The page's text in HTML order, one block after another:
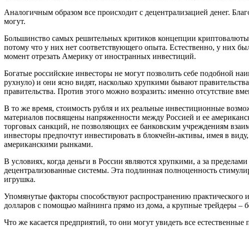
Аналогичным образом все происходит с децентрализацией денег.
могут.
Большинство самых решительных критиков концепции
потому что у них нет соответствующего опыта. Естественно, у них
момент отрезать Америку от иностранных инвестиций.
Богатые российские инвесторы не могут позволить себе подобной
рухнуло) и они ясно видят, насколько хрупкими бывают
правительства. Против этого можно возразить: именно отсутствие
В то же время, стоимость рубля и их реальные инвестиционные
материалов посвящены напряженности между Россией и ее
торговых санкций, не позволяющих ее банковским учреждениям
инвесторы предпочтут инвестировать в блокчейн-активы, имея в
американскими рынками.
В условиях, когда деньги в России являются хрупкими, а за
децентрализованные системы. Эта подлинная полноценность
игрушка.
Упомянутые факторы способствуют распространению практического
долларов с помощью майнинга прямо из дома, а крупные трейдеры –
Что же касается предприятий, то они могут увидеть все